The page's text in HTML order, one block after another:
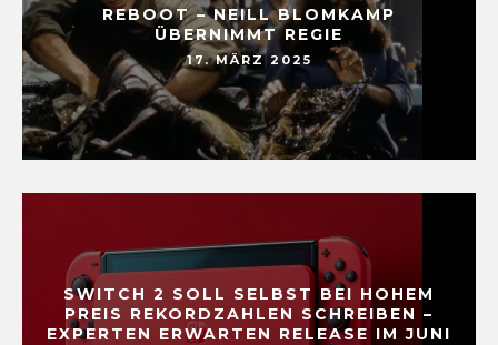
REBOOT – NEILL BLOMKAMP
ÜBERNIMMT REGIE
17. MÄRZ 2025
SWITCH 2 SOLL SELBST BEI HOHEM
PREIS REKORDZAHLEN SCHREIBEN –
EXPERTEN ERWARTEN RELEASE IM JUNI